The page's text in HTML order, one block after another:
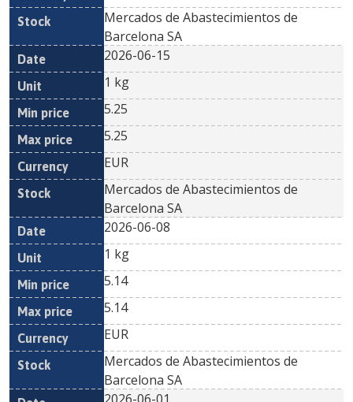
Mercados de Abastecimientos de
Barcelona SA
2026-06-15
1 kg
5.25
5.25
EUR
Mercados de Abastecimientos de
Barcelona SA
2026-06-08
1 kg
5.14
5.14
EUR
Mercados de Abastecimientos de
Barcelona SA